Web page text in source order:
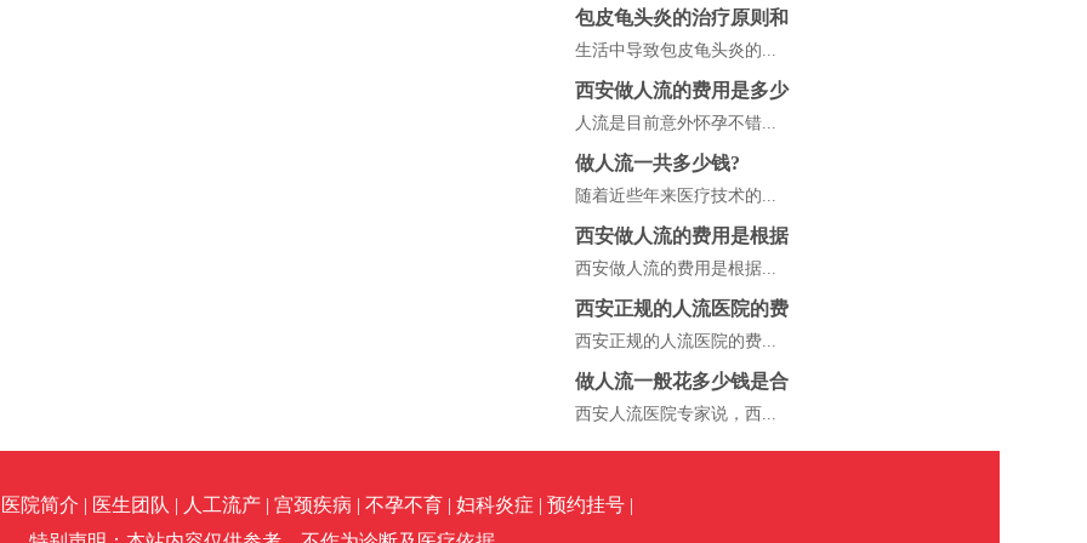
包皮龟头炎的治疗原则和
生活中导致包皮龟头炎的...
西安做人流的费用是多少
人流是目前意外怀孕不错...
做人流一共多少钱?
随着近些年来医疗技术的...
西安做人流的费用是根据
西安做人流的费用是根据...
西安正规的人流医院的费
西安正规的人流医院的费...
做人流一般花多少钱是合
西安人流医院专家说，西...
医院简介 | 医生团队 | 人工流产 | 宫颈疾病 | 不孕不育 | 妇科炎症 | 预约挂号 |